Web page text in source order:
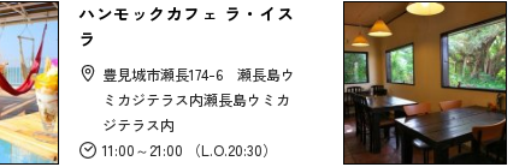
ハンモックカフェ ラ・イス
ラ
豊見城市瀬長174-6 瀬長島ウ
ミカジテラス内瀬長島ウミカ
ジテラス内
11:00～21:00 （L.O.20:30）